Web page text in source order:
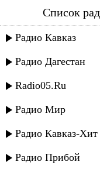
жаклина -
Список
Радио Кавказ
Радио Дагестан
Radio05.Ru
Радио Мир
Радио Кавказ-Хит
Радио Прибой
Жаклина -
Руслан Яриков